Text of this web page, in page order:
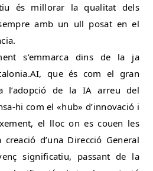
és millorar la qualitat dels
amb un ull posat en el
s’emmarca dins de la ja
que és com el gran
l’adopció de la IA arreu del
hi com el «hub» d’innovació i
el lloc on es couen les
d’una Direcció General
significatiu, passant de la